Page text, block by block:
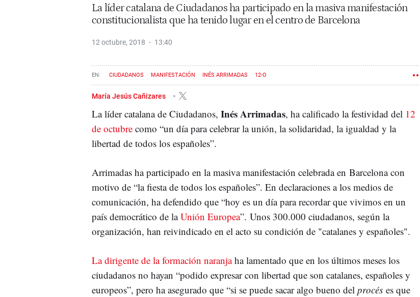
La líder catalana de Ciudadanos ha participado en la masiva manifestación
constitucionalista que ha tenido lugar en el centro de Barcelona
12 octubre, 2018 13:40
CIUDADANOS MANIFESTACIÓN INÉS ARRIMADAS 12-O
María Jesús Cañizares
La líder catalana de Ciudadanos, Inés Arrimadas, ha calificado la festividad del 12
de octubre como “un día para celebrar la unión, la solidaridad, la igualdad y la
libertad de todos los españoles”.
Arrimadas ha participado en la masiva manifestación celebrada en Barcelona con
motivo de “la fiesta de todos los españoles”. En declaraciones a los medios de
comunicación, ha defendido que “hoy es un día para recordar que vivimos en un
país democrático de laUnión Europea”. Unos 300.000 ciudadanos, según la
organización, han reivindicado en el acto su condición de "catalanes y españoles".
La dirigente de la formación naranjaha lamentado que en los últimos meses los
ciudadanos no hayan “podido expresar con libertad que son catalanes, españoles y
europeos”, pero ha asegurado que “si se puede sacar algo bueno del procés es que